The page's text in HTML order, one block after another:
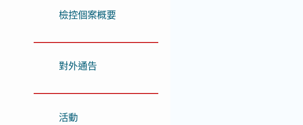
檢控個案概要
對外通告
活動